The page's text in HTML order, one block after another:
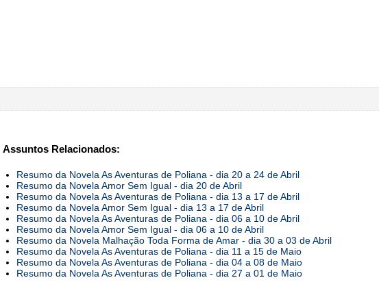
Assuntos Relacionados:
Resumo da Novela As Aventuras de Poliana - dia 20 a 24 de Abril
Resumo da Novela Amor Sem Igual - dia 20 de Abril
Resumo da Novela As Aventuras de Poliana - dia 13 a 17 de Abril
Resumo da Novela Amor Sem Igual - dia 13 a 17 de Abril
Resumo da Novela As Aventuras de Poliana - dia 06 a 10 de Abril
Resumo da Novela Amor Sem Igual - dia 06 a 10 de Abril
Resumo da Novela Malhação Toda Forma de Amar - dia 30 a 03 de Abril
Resumo da Novela As Aventuras de Poliana - dia 11 a 15 de Maio
Resumo da Novela As Aventuras de Poliana - dia 04 a 08 de Maio
Resumo da Novela As Aventuras de Poliana - dia 27 a 01 de Maio